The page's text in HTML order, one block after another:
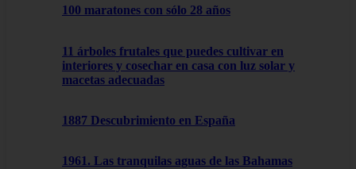
100 maratones con sólo 28 años
11 árboles frutales que puedes cultivar en
interiores y cosechar en casa con luz solar y
macetas adecuadas
1887 Descubrimiento en España
1961. Las tranquilas aguas de las Bahamas